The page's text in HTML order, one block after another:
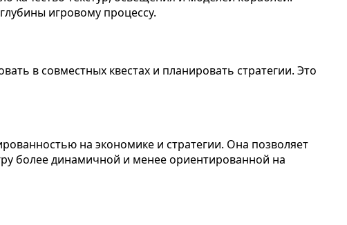
игровому процессу.
в совместных квестах и планировать стратегии. Это
на экономике и стратегии. Она позволяет
более динамичной и менее ориентированной на